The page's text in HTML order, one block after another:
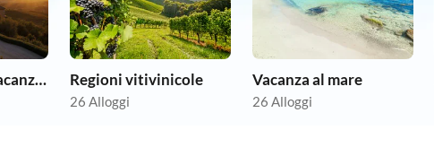
Appartamenti vacanze economici Regioni vitivinicole
26 Alloggi
Vacanza al mare
26 Alloggi